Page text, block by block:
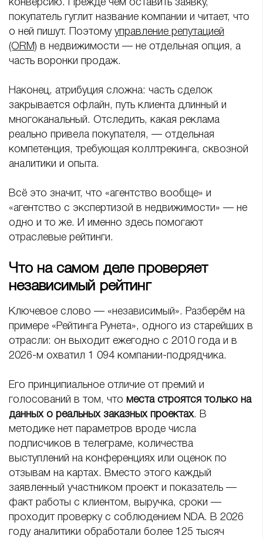
конверсию. Прежде чем оставить заявку,
покупатель гуглит название компании и читает, что
о ней пишут. Поэтому управление репутацией
(ORM) в недвижимости — не отдельная опция, а
часть воронки продаж.
Наконец, атрибуция сложна: часть сделок
закрывается офлайн, путь клиента длинный и
многоканальный. Отследить, какая реклама
реально привела покупателя, — отдельная
компетенция, требующая коллтрекинга, сквозной
аналитики и опыта.
Всё это значит, что «агентство вообще» и
«агентство с экспертизой в недвижимости» — не
одно и то же. И именно здесь помогают
отраслевые рейтинги.
Что на самом деле проверяет
независимый рейтинг
Ключевое слово — «независимый». Разберём на
примере «Рейтинга Рунета», одного из старейших в
отрасли: он выходит ежегодно с 2010 года и в
2026-м охватил 1 094 компании-подрядчика.
Его принципиальное отличие от премий и
голосований в том, что места строятся только на
данных о реальных заказных проектах. В
методике нет параметров вроде числа
подписчиков в телеграме, количества
выступлений на конференциях или оценок по
отзывам на картах. Вместо этого каждый
заявленный участником проект и показатель —
факт работы с клиентом, выручка, сроки —
проходит проверку с соблюдением NDA. В 2026
году аналитики обработали более 125 тысяч